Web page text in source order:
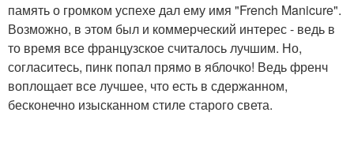
память о громком успехе дал ему имя "French Manicure".
Возможно, в этом был и коммерческий интерес - ведь в
то время все французское считалось лучшим. Но,
согласитесь, пинк попал прямо в яблочко! Ведь френч
воплощает все лучшее, что есть в сдержанном,
бесконечно изысканном стиле старого света.